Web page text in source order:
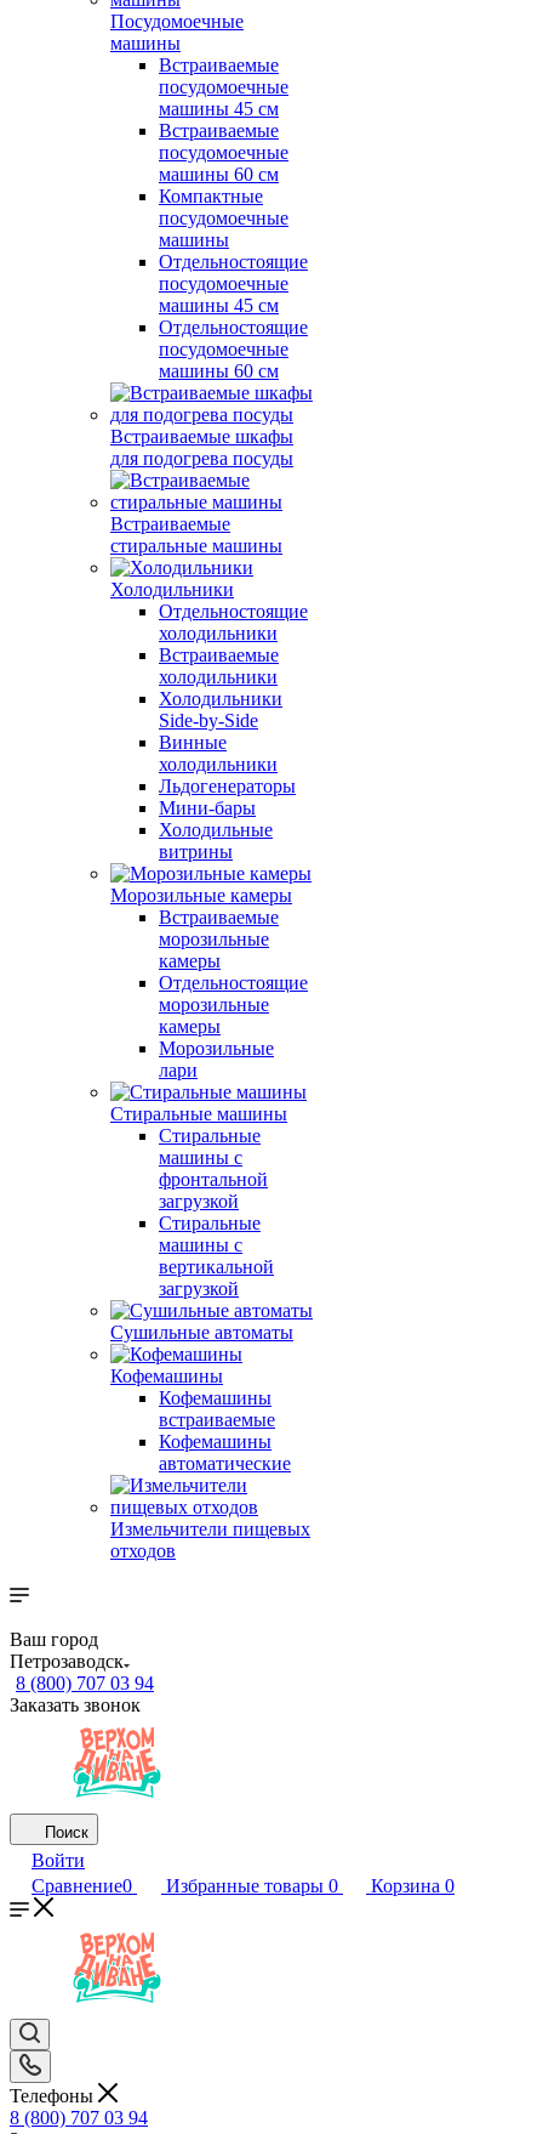
Посудомоечные
машины
Встраиваемые
посудомоечные
машины 45 см
Встраиваемые
посудомоечные
машины 60 см
Компактные
посудомоечные
машины
Отдельностоящие
посудомоечные
машины 45 см
Отдельностоящие
посудомоечные
машины 60 см
Встраиваемые шкафы
для подогрева посуды
Встраиваемые
стиральные машины
Холодильники
Отдельностоящие
холодильники
Встраиваемые
холодильники
Холодильники
Side-by-Side
Винные
холодильники
Льдогенераторы
Мини-бары
Холодильные
витрины
Морозильные камеры
Встраиваемые
морозильные
камеры
Отдельностоящие
морозильные
камеры
Морозильные
лари
Стиральные машины
Стиральные
машины с
фронтальной
загрузкой
Стиральные
машины с
вертикальной
загрузкой
Сушильные автоматы
Кофемашины
Кофемашины
встраиваемые
Кофемашины
автоматические
Измельчители пищевых
отходов
Ваш город
Петрозаводск
8 (800) 707 03 94
Заказать звонок
Поиск
Войти
Сравнение0 Избранные товары 0 Корзина 0
Телефоны
8 (800) 707 03 94